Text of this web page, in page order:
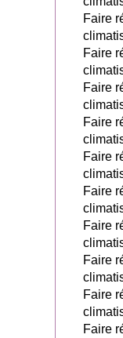
Faire
Faire
Faire
Faire
Faire
Faire
Faire
Faire
Faire
Faire